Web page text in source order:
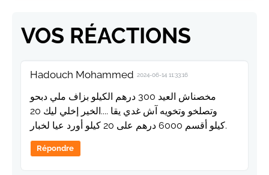
VOS RÉACTIONS
Hadouch Mohammed 2024-06-14 11:33:16
مخصناش العيد 300 درهم الكيلو بزاف ملي دبحو
وتصلخو وتخويه آش غدي يقا ....الخير إخلي ليك 20
كيلو أقسم 6000 درهم على 20 كيلو أورد عيا لخبار.
Répondre